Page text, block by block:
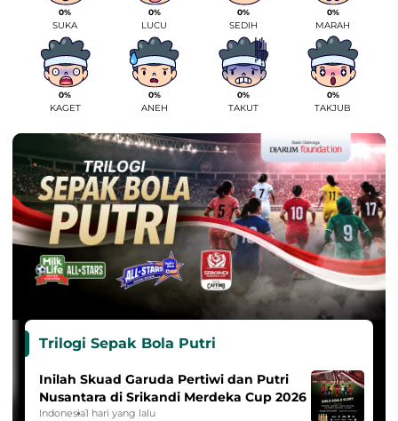
0%
SUKA
0%
LUCU
0%
SEDIH
0%
MARAH
0%
KAGET
0%
ANEH
0%
TAKUT
0%
TAKJUB
Trilogi Sepak Bola Putri
Inilah Skuad Garuda Pertiwi dan Putri
Nusantara di Srikandi Merdeka Cup 2026
Indonesia1 hari yang lalu